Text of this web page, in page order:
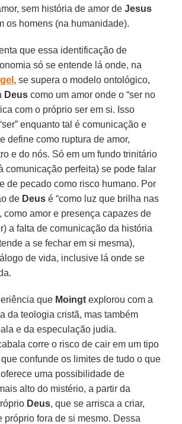
sem história de amor deJesus
os homens (na humanidade).
que essa identificação de
só se entende lá onde, na
, se supera o modelo ontológico,
Deus como um amor onde o “ser no
com o próprio ser em si. Isso
enquanto tal é comunicação e
define como ruptura de amor,
e do nós. Só em um fundo trinitário
comunicação perfeita) se pode falar
de pecado como risco humano. Por
de Deus é “como luz que brilha nas
como amor e presença capazes de
a falta de comunicação da história
a se fechar em si mesma),
de vida, inclusive lá onde se
que Moingt explorou com a
da teologia cristã, mas também
e da especulação judia.
corre o risco de cair em um tipo
confunde os limites de tudo o que
uma possibilidade de
alto do mistério, a partir da
Deus, que se arrisca a criar,
próprio fora de si mesmo. Dessa